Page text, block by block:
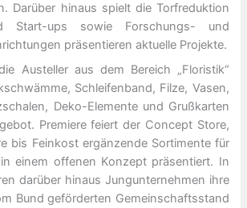
Darüber hinaus spielt die Torfreduktion
Start-ups sowie Forschungs- und
präsentieren aktuelle Projekte.
Austeller aus dem Bereich „Floristik“
Schleifenband, Filze, Vasen,
Deko-Elemente und Grußkarten
Premiere feiert der Concept Store,
bis Feinkost ergänzende Sortimente für
einem offenen Konzept präsentiert. In
darüber hinaus Jungunternehmen ihre
Bund geförderten Gemeinschaftsstand